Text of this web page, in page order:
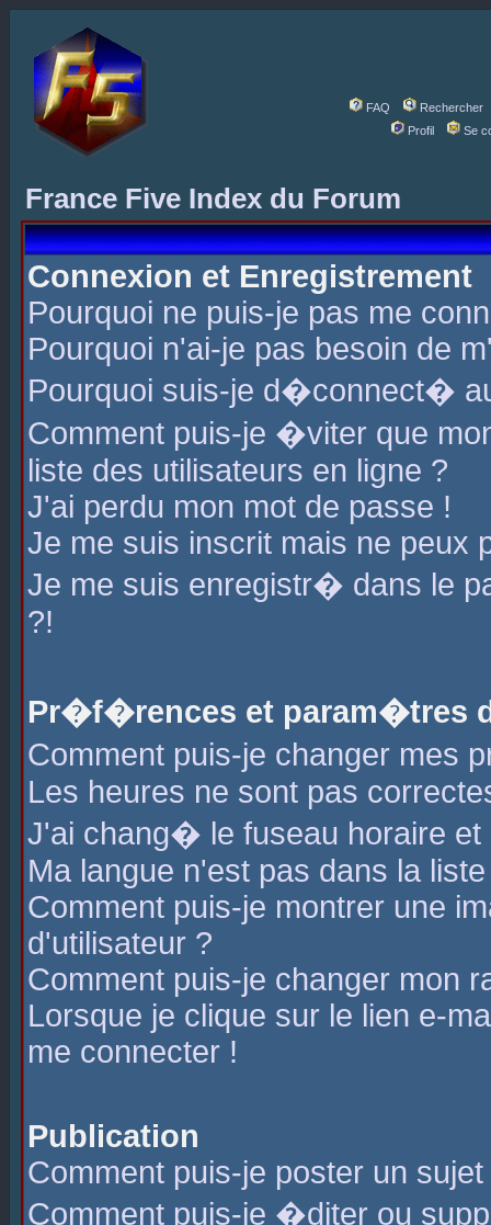
FAQ
Rechercher
Profil
Se
France Five Index du Forum
Connexion et Enregistrement
Pourquoi ne puis-je pas me
Pourquoi n'ai-je pas besoin de
Pourquoi suis-je d�connect�
Comment puis-je �viter que
liste des utilisateurs en ligne ?
J'ai perdu mon mot de passe !
Je me suis inscrit mais ne peux
Je me suis enregistr� dans le
?!
Pr�f�rences et param�tres
Comment puis-je changer mes
Les heures ne sont pas
J'ai chang� le fuseau horaire
Ma langue n'est pas dans la
Comment puis-je montrer une
d'utilisateur ?
Comment puis-je changer mon
Lorsque je clique sur le lien e-
me connecter !
Publication
Comment puis-je poster un
Comment puis-je �diter ou